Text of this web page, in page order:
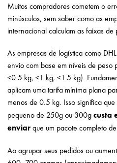
Muitos compradores cometem o
minúsculos, sem saber como as
internacional calculam as faixas de
As empresas de logística como
envio com base em níveis de
<0.5 kg, <1 kg, <1.5 kg).
aplicam uma tarifa mínima plana
menos de 0.5 kg. Isso significa
pequeno de 250g ou 300gcusta
enviarque um pacote completo
Ao agrupar seus pedidos ou